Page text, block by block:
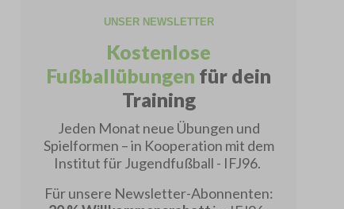
UNSER NEWSLETTER
Kostenlose
Fußballübungen für dein
Training
Jeden Monat neue Übungen und
Spielformen – in Kooperation mit dem
Institut für Jugendfußball - IFJ96.
Für unsere Newsletter-Abonnenten: